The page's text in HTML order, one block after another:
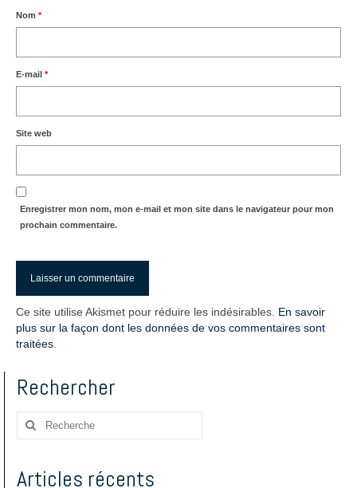
Nom *
E-mail *
Site web
Enregistrer mon nom, mon e-mail et mon site dans le navigateur pour mon
prochain commentaire.
Ce site utilise Akismet pour réduire les indésirables. En savoir
plus sur la façon dont les données de vos commentaires sont
traitées
Rechercher
Rechercher
Articles récents